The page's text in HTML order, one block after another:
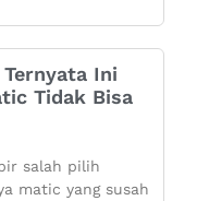
Ini
Tidak Bisa
salah pilih
matic yang susah